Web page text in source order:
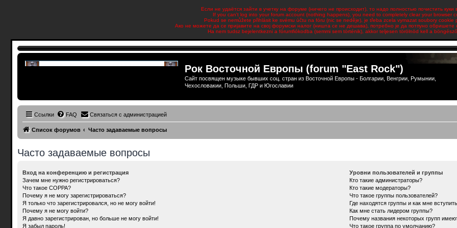
Если не удаётся зайти в учетку на форуме (ничего не происходит), то надо полностью почистить куки
If you can't log into your forum account (nothing happens), you need to completely clear your browser
Pokud se nemůžete přihlásit ke svému účtu na fóru (nic se neděje), je třeba zcela vymazat soubory cookie
Ако не можете да се пријавите на свој форумски налог (ништа се не дешава), потребно је да потпуно обришете
Ha nem tudsz bejelentkezni a fórumfiókodba (semmi sem történik), akkor teljesen törölnöd kell a
Рок Восточной Европы (forum "East Rock")
Сайт посвящен музыке бывших соц. стран из Восточной Европы - Болгарии, Венгрии, Румынии,
Чехословакии, Польши, ГДР и Югославии
Ссылки FAQ Связаться с администрацией
Список форумов Часто задаваемые вопросы
Часто задаваемые вопросы
Вход на конференцию и регистрация
Зачем мне нужно регистрироваться?
Что такое COPPA?
Почему я не могу зарегистрироваться?
Я только что зарегистрировался, но не могу войти!
Почему я не могу войти?
Я давно зарегистрирован, но больше не могу войти!
Я забыл пароль!
Уровни пользователей и группы
Кто такие администраторы?
Кто такие модераторы?
Что такое группы пользователей?
Где находятся группы и как мне
Как мне стать лидером группы?
Почему названия некоторых групп
Что такое группа по умолчанию?